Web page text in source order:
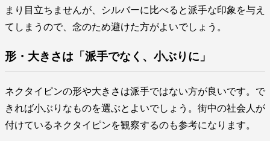
まり目立ちませんが、シルバーに比べると派手な印象を与え
てしまうので、念のため避けた方がよいでしょう。
形・大きさは「派手でなく、小ぶりに」
ネクタイピンの形や大きさは派手ではない方が良いです。で
きれば小ぶりなものを選ぶとよいでしょう。街中の社会人が
付けているネクタイピンを観察するのも参考になります。